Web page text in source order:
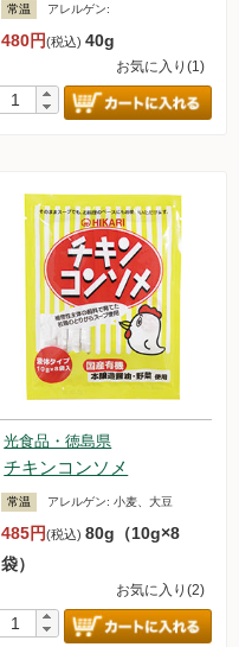
常温 アレルゲン:
480円(税込)40g
お気に入り(1)
光食品・徳島県
チキンコンソメ
常温 アレルゲン:小麦、大豆
485円(税込)80g（10g×8
袋）
お気に入り(2)